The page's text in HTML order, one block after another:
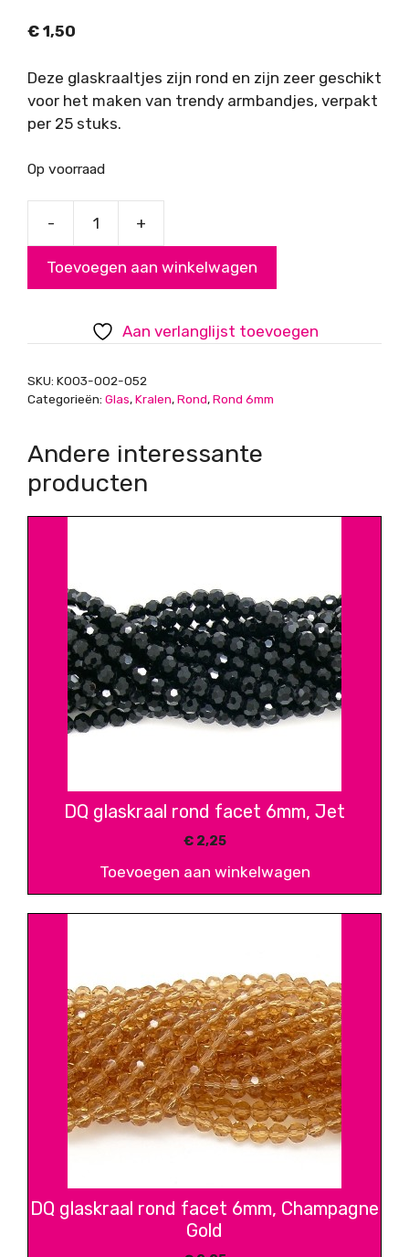
€ 1,50
Deze glaskraaltjes zijn rond en zijn zeer geschikt
voor het maken van trendy armbandjes, verpakt
per 25 stuks.
Op voorraad
-
6
donkergrijs
opaque
+
Toevoegen aan winkelwagen
Aan verlanglijst toevoegen
SKU: K003-002-052
Categorieën: Glas,Kralen,Rond,Rond 6mm
Andere interessante
producten
DQ glaskraal rond facet 6mm, Jet
€2,25
Toevoegen aan winkelwagen
DQ glaskraal rond facet 6mm, Champagne
Gold